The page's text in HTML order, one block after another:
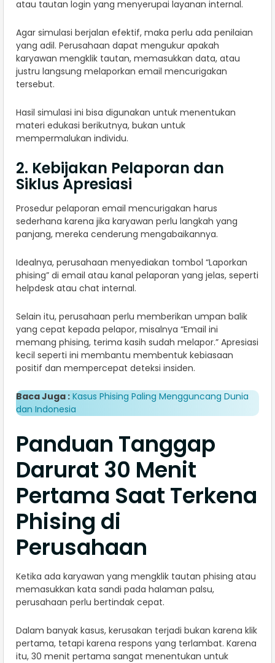
atau tautan login yang menyerupai layanan internal.
Agar simulasi berjalan efektif, maka perlu ada penilaian
yang adil. Perusahaan dapat mengukur apakah
karyawan mengklik tautan, memasukkan data, atau
justru langsung melaporkan email mencurigakan
tersebut.
Hasil simulasi ini bisa digunakan untuk menentukan
materi edukasi berikutnya, bukan untuk
mempermalukan individu.
2. Kebijakan Pelaporan dan
Siklus Apresiasi
Prosedur pelaporan email mencurigakan harus
sederhana karena jika karyawan perlu langkah yang
panjang, mereka cenderung mengabaikannya.
Idealnya, perusahaan menyediakan tombol “Laporkan
phising” di email atau kanal pelaporan yang jelas, seperti
helpdesk atau chat internal.
Selain itu, perusahaan perlu memberikan umpan balik
yang cepat kepada pelapor, misalnya “Email ini
memang phising, terima kasih sudah melapor.” Apresiasi
kecil seperti ini membantu membentuk kebiasaan
positif dan mempercepat deteksi insiden.
Baca Juga : Kasus Phising Paling Mengguncang Dunia
dan Indonesia
Panduan Tanggap
Darurat 30 Menit
Pertama Saat Terkena
Phising di
Perusahaan
Ketika ada karyawan yang mengklik tautan phising atau
memasukkan kata sandi pada halaman palsu,
perusahaan perlu bertindak cepat.
Dalam banyak kasus, kerusakan terjadi bukan karena klik
pertama, tetapi karena respons yang terlambat. Karena
itu, 30 menit pertama sangat menentukan untuk